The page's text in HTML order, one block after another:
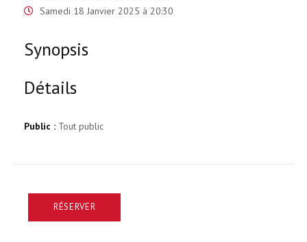
Samedi 18 Janvier 2025 à 20:30
Synopsis
Détails
Public : Tout public
RÉSERVER